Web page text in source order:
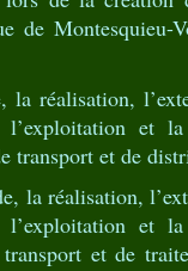
de Montesquieu-
la réalisation,
et
transport et de
la réalisation,
et
et de